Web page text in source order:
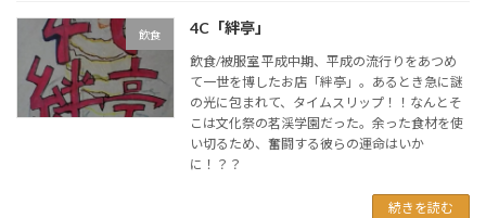
飲食 4C「絆亭」
飲食/被服室 平成中期、平成の流行りをあつめ
て一世を博したお店「絆亭」。あるとき急に謎
の光に包まれて、タイムスリップ！！なんとそ
こは文化祭の茗渓学園だった。余った食材を使
い切るため、奮闘する彼らの運命はいか
に！？？
続きを読む